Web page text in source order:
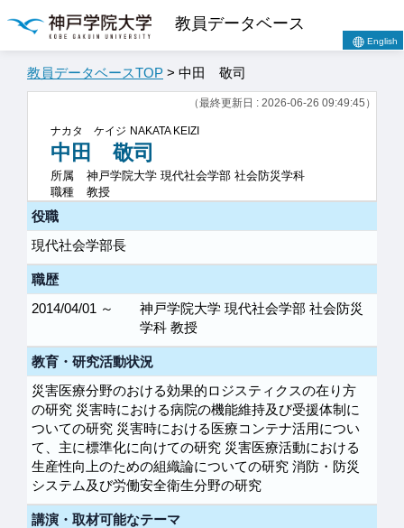
教員データベース
English
教員データベースTOP > 中田 敬司
（最終更新日 : 2026-06-26 09:49:45）
ナカタ ケイジ NAKATA KEIZI
中田 敬司
所属
神戸学院大学 現代社会学部 社会防災学科
職種
教授
役職
現代社会学部長
職歴
2014/04/01 ～
神戸学院大学 現代社会学部 社会防災
学科 教授
教育・研究活動状況
災害医療分野のおける効果的ロジスティクスの在り方
の研究 災害時における病院の機能維持及び受援体制に
ついての研究 災害時における医療コンテナ活用につい
て、主に標準化に向けての研究 災害医療活動における
生産性向上のための組織論についての研究 消防・防災
システム及び労働安全衛生分野の研究
講演・取材可能なテーマ